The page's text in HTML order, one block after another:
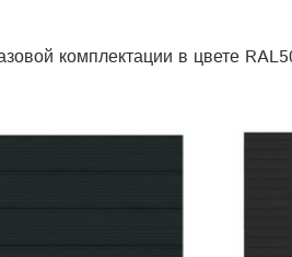
комплектации в цвете